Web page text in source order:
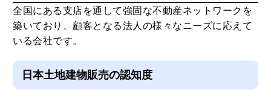
全国にある支店を通して強固な不動産ネットワークを
築いており、顧客となる法人の様々なニーズに応えて
いる会社です。
日本土地建物販売の認知度